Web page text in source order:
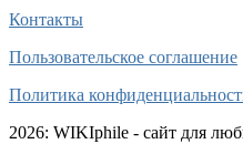
Контакты
Пользовательское соглашение
Политика
2026: WIKIphile - сайт для